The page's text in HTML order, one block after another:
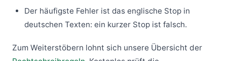
Der häufigste Fehler ist das englische Stop in
deutschen Texten: ein kurzer Stop ist falsch.
Zum Weiterstöbern lohnt sich unsere Übersicht der